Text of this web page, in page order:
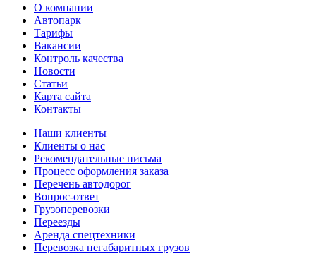
О компании
Автопарк
Тарифы
Вакансии
Контроль качества
Новости
Статьи
Карта сайта
Контакты
Наши клиенты
Клиенты о нас
Рекомендательные письма
Процесс оформления заказа
Перечень автодорог
Вопрос-ответ
Грузоперевозки
Переезды
Аренда спецтехники
Перевозка негабаритных грузов